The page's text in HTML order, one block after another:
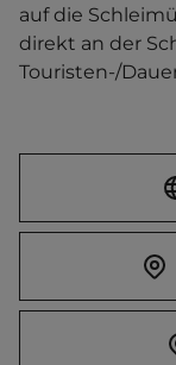
auf die
direkt an der
Touristen-/